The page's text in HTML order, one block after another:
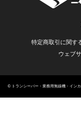
特定商取引に関す
ウェブ
© トランシーバー・業務用無線機・イン